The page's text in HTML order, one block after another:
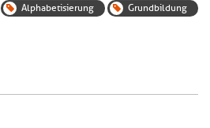
Alphabetisierung Grundbildung